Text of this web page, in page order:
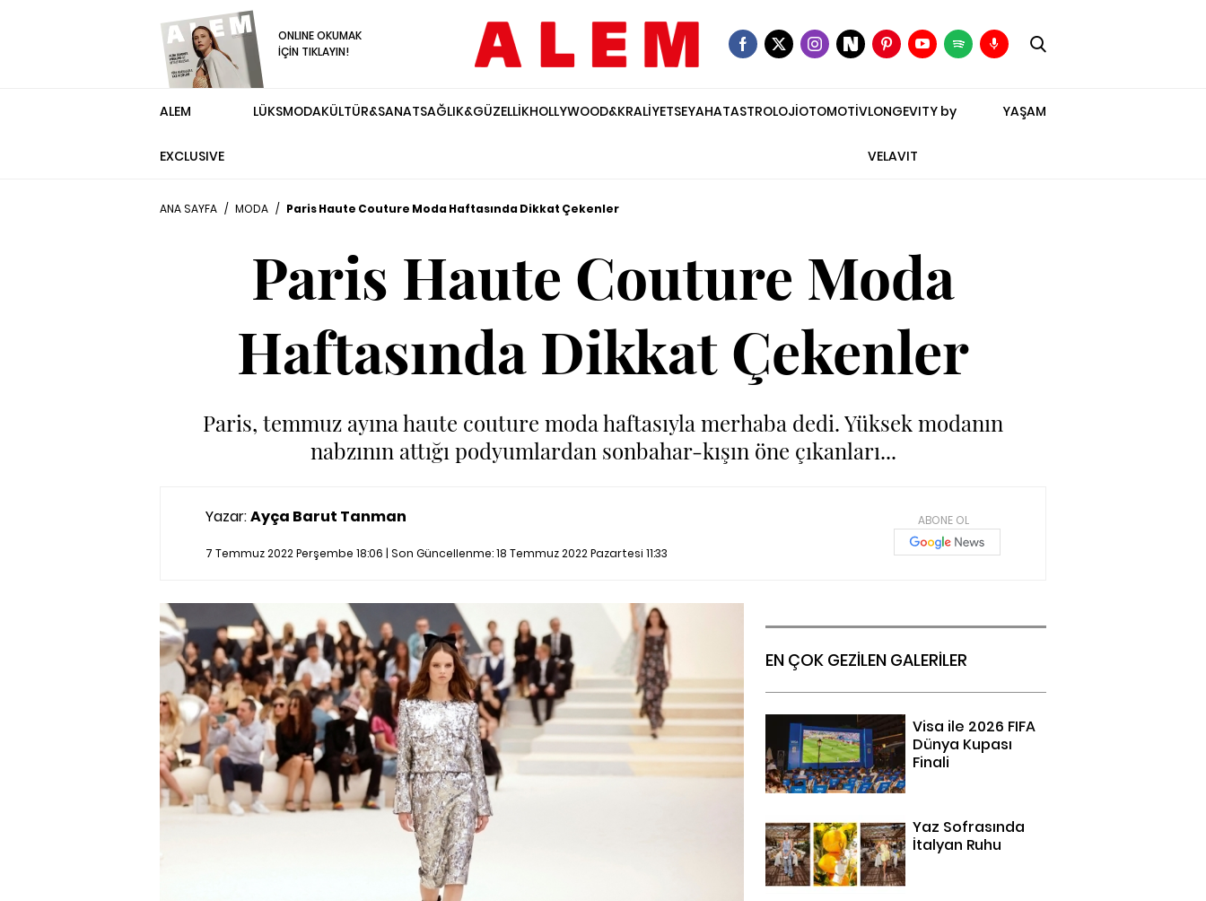
ONLINE OKUMAK
İÇİN TIKLAYIN!
ALEM
EXCLUSIVE
LÜKSMODAKÜLTÜR&SANATSAĞLIK&GÜZELLİKHOLLYWOOD&KRALİYETSEYAHATASTROLOJİOTOMOTİVLONGEVITY by
VELAVIT
YAŞAM
ANA SAYFA / MODA / Paris Haute Couture Moda Haftasında Dikkat Çekenler
Paris Haute Couture Moda
Haftasında Dikkat Çekenler
Paris, temmuz ayına haute couture moda haftasıyla merhaba dedi. Yüksek modanın
nabzının attığı podyumlardan sonbahar-kışın öne çıkanları...
Yazar:Ayça Barut Tanman
7 Temmuz 2022 Perşembe 18:06 | Son Güncellenme:18 Temmuz 2022 Pazartesi 11:33
ABONE OL
EN ÇOK GEZİLEN GALERİLER
Visa ile 2026 FIFA
Dünya Kupası
Finali
Yaz Sofrasında
İtalyan Ruhu